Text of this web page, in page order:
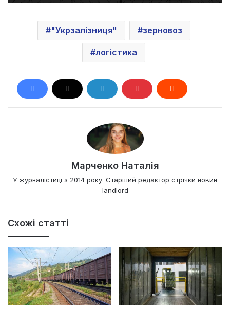
"Укрзалізниця" зерновоз
логістика
Марченко Наталія
У журналістиці з 2014 року. Старший редактор стрічки новин
landlord
Схожі статті